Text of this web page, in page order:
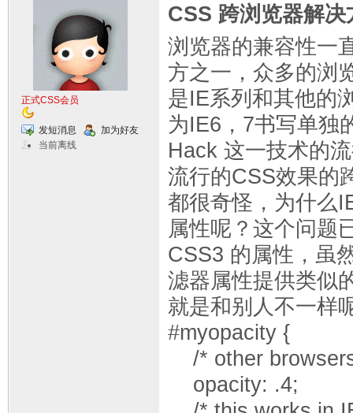
正式CSS会员
发短消息
加为好友
当前离线
CSS 跨浏览器解
浏览器的兼容性一
方之一，众多的浏
是IE系列和其他的
为IE6，7书写单独
Hack 这一技术的
流行的CSS效果的
都很奇怪，为什么
属性呢？这个问题
CSS3 的属性，虽
滤器属性提供类似
就是和别人不一
#myopacity {
/* other
opacity: .4;